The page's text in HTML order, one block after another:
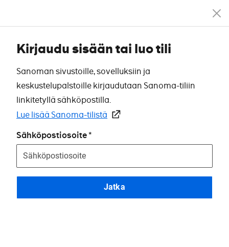
Kirjaudu sisään tai luo tili
Sanoman sivustoille, sovelluksiin ja
keskustelupalstoille kirjaudutaan Sanoma-tiliin
linkitetyllä sähköpostilla.
Lue lisää Sanoma-tilistä
Sähköpostiosoite
Jatka